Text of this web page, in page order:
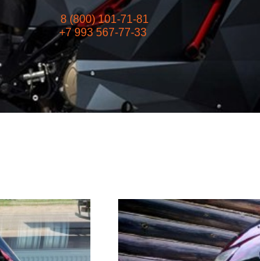
8 (800) 101-71-81
+7 993 567-77-33